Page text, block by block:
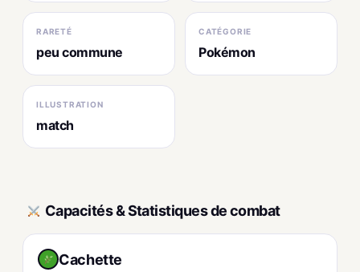
RARETÉ
peu commune
CATÉGORIE
Pokémon
ILLUSTRATION
match
Capacités & Statistiques de combat
Cachette